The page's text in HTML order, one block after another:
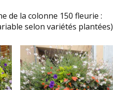
de la colonne 150 fleurie :
selon variétés plantées)